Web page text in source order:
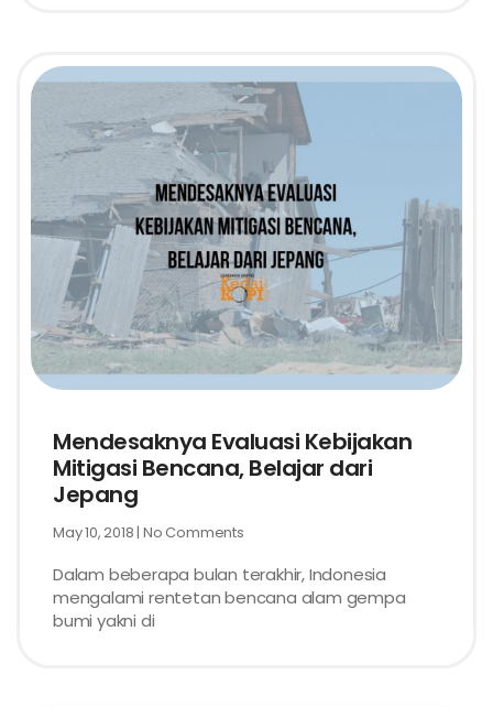
Mendesaknya Evaluasi Kebijakan
Mitigasi Bencana, Belajar dari
Jepang
May 10, 2018 No Comments
Dalam beberapa bulan terakhir, Indonesia
mengalami rentetan bencana alam gempa
bumi yakni di